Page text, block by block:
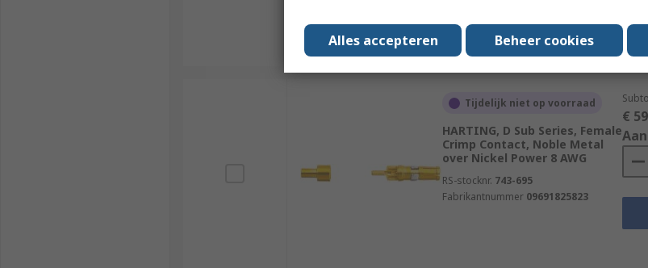
Tijdelijk niet op voorraad
HARTING, D Sub Series, Female
Crimp Contact, Noble Metal
over Nickel Power 8 AWG
RS-stocknr. 743-695
Fabrikantnummer 09691825823
€
Alles accepteren Beheer cookies